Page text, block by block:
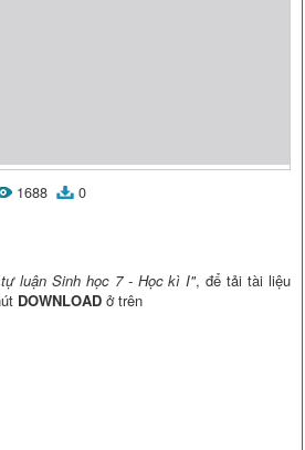
1688 0
luận Sinh học 7 - Học kì I", để tải tài liệu
DOWNLOAD ở trên